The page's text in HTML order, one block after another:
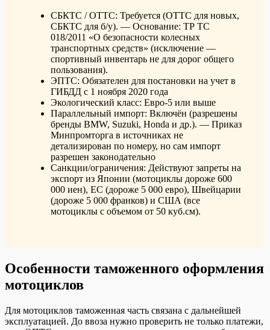
СБКТС / ОТТС: Требуется (ОТТС для новых,
СБКТС для б/у). — Основание: ТР ТС
018/2011 «О безопасности колесных
транспортных средств» (исключение —
спортивный инвентарь не для дорог общего
пользования).
ЭПТС: Обязателен для постановки на учет в
ГИБДД с 1 ноября 2020 года
Экологический класс: Евро-5 или выше
Параллельный импорт: Включён (разрешены
бренды BMW, Suzuki, Honda и др.). — Приказ
Минпромторга в источниках не
детализирован по номеру, но сам импорт
разрешен законодательно
Санкции/ограничения: Действуют запреты на
экспорт из Японии (мотоциклы дороже 600
000 иен), ЕС (дороже 5 000 евро), Швейцарии
(дороже 5 000 франков) и США (все
мотоциклы с объемом от 50 куб.см).
Особенности таможенного оформления
мотоциклов
Для мотоциклов таможенная часть связана с дальнейшей
эксплуатацией. До ввоза нужно проверить не только платежи,